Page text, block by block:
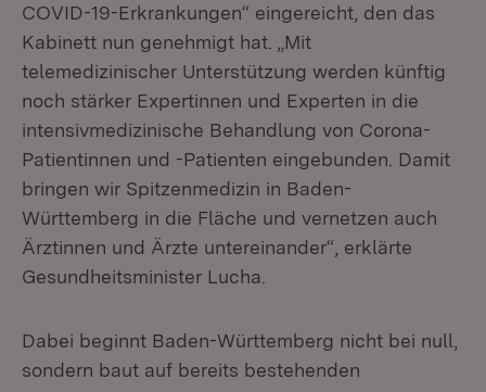
COVID-19-Erkrankungen“ eingereicht, den das
Kabinett nun genehmigt hat. „Mit
telemedizinischer Unterstützung werden künftig
noch stärker Expertinnen und Experten in die
intensivmedizinische Behandlung von Corona-
Patientinnen und -Patienten eingebunden. Damit
bringen wir Spitzenmedizin in Baden-
Württemberg in die Fläche und vernetzen auch
Ärztinnen und Ärzte untereinander“, erklärte
Gesundheitsminister Lucha.
Dabei beginnt Baden-Württemberg nicht bei null,
sondern baut auf bereits bestehenden